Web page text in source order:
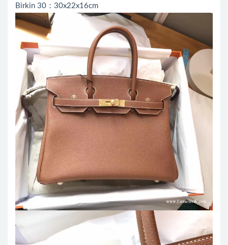
Birkin 30：30x22x16cm